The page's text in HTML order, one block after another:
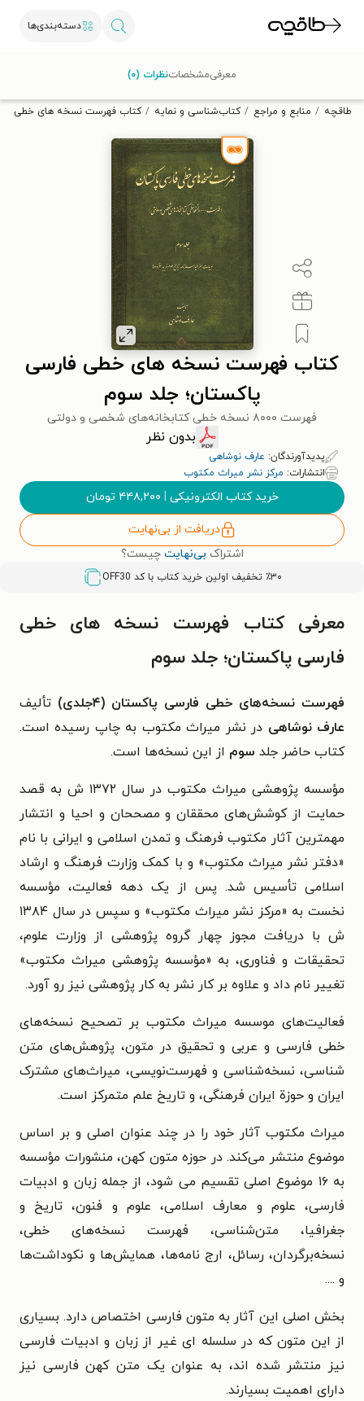
دسته‌بندی‌ها
تخفیف از طاقچه دریافت کن.
طاقچه منابع و مراجع کتاب‌شناسی و نمایه کتاب فهرست نسخه های خطی
کتاب فهرست نسخه های خطی فارسی
پاکستان؛ جلد سوم
فهرست ۸۰۰۰ نسخه خطی کتابخانه‌های شخصی و دولتی
بدون نظر
پدیدآورندگان: عارف نوشاهی
انتشارات: مرکز نشر میراث مکتوب
خرید کتاب الکترونیکی | ۴۴۸,۲۰۰ تومان
دریافت از بی‌نهایت
اشتراک بی‌نهایت چیست؟
٪۳۰ تخفیف اولین خرید کتاب با کد OFF30
معرفیمشخصاتنظرات (۰)
معرفی کتاب فهرست نسخه های خطی
فارسی پاکستان؛ جلد سوم
فهرست نسخه‌های خطی فارسی پاکستان (۴جلدی)
تألیف
عارف نوشاهی در نشر میراث مکتوب به چاپ رسیده است.
کتاب حاضر جلد سوم از این نسخه‌ها است.
مؤسسه پژوهشی میراث مکتوب در سال ۱۳۷۲ ش به قصد
حمایت از کوشش‌های محققان و مصححان و احیا و انتشار
مهمترین آثار مکتوب فرهنگ و تمدن اسلامی و ایرانی با نام
«دفتر نشر میراث مکتوب» و با کمک وزارت فرهنگ و ارشاد
اسلامی تأسیس شد. پس از یک دهه فعالیت، مؤسسه
نخست به «مرکز نشر میراث مکتوب» و سپس در سال ۱۳۸۴
ش با دریافت مجوز چهار گروه پژوهشی از وزارت علوم،
تحقیقات و فناوری، به «مؤسسه پژوهشی میراث مکتوب»
تغییر نام داد و علاوه بر کار نشر به کار پژوهشی نیز رو آورد.
فعالیت‌های موسسه میراث مکتوب بر تصحیح نسخه‌های
خطی فارسی و عربی و تحقیق در متون، پژوهش‌های متن
شناسی، نسخه‌شناسی و فهرست‌نویسی، میراث‌های مشترک
ایران و حوزة ایران فرهنگی، و تاریخ علم متمرکز است.
میراث مکتوب آثار خود را در چند عنوان اصلی و بر اساس
موضوع منتشر می‌کند. در حوزه متون کهن، منشورات مؤسسه
به ۱۶ موضوع اصلی تقسیم می شود، از جمله زبان و ادبیات
فارسی، علوم و معارف اسلامی، علوم و فنون، تاریخ و
جغرافیا، متن‌شناسی، فهرست نسخه‌های خطی،
نسخه‌برگردان، رسائل، ارج نامه‌ها، همایش‌ها و نکوداشت‌ها
و ....
بخش اصلی این آثار به متون فارسی اختصاص دارد. بسیاری
از این متون که در سلسله­ ای غیر از زبان و ادبیات فارسی
نیز منتشر شده اند، به عنوان یک متن کهن فارسی نیز
دارای اهمیت بسیارند.